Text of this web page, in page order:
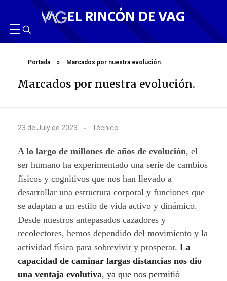
EL RINCÓN DE VAG
Portada » Marcados por nuestra evolución.
Marcados por nuestra evolución.
M
a
r
c
a
d
o
s
23 de July de 2023 Técnico
A lo largo de millones de años de evolución, el
ser humano ha experimentado una serie de cambios
físicos y cognitivos que nos han llevado a
desarrollar una estructura corporal y funciones que
se adaptan a un estilo de vida activo y dinámico.
Desde nuestros antepasados cazadores y
recolectores, hemos dependido del movimiento y la
actividad física para sobrevivir y prosperar. La
capacidad de caminar largas distancias nos dio
una ventaja evolutiva, ya que nos permitió